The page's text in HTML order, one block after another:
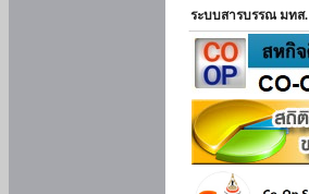
ระบบสารบรรณ มทส.